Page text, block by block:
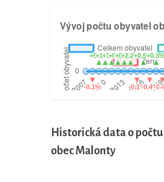
Historická data o
obec Malonty